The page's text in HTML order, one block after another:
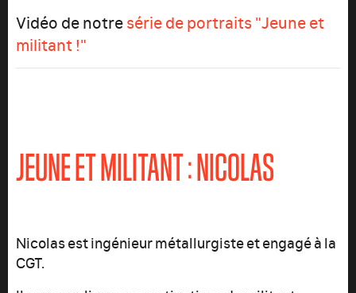
Vidéo de notresérie de portraits "Jeune et
militant !"
JEUNE ET MILITANT : NICOLAS
Nicolas est ingénieur métallurgiste et engagé à la
CGT.